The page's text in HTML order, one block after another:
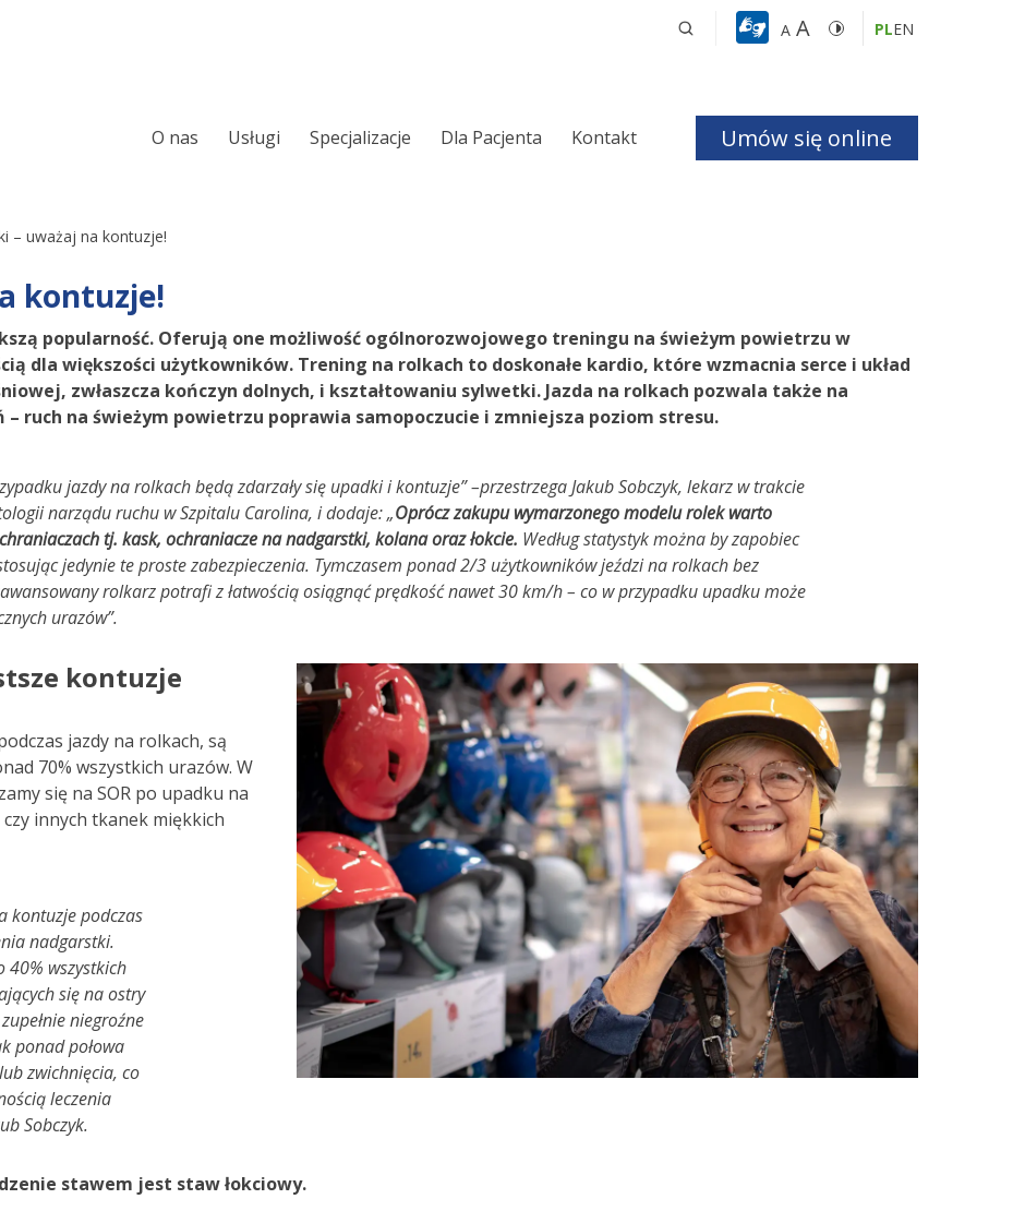
A A PLEN
Umów się online
O nas Usługi
Specjalizacje
Chirurgia kręgosłupa
Laryngologia
Urologia
Chirurgia i urologia dziecięca
Audiologia
Foniatria
Leczenie bólu
Laryngologia onkologiczna
Alergologia
Dla Pacjenta Kontakt
– uważaj na kontuzje!
kontuzje!
popularność. Oferują one możliwość ogólnorozwojowego treningu na świeżym powietrzu w
dla większości użytkowników. Trening na rolkach to doskonałe kardio, które wzmacnia serce i układ
zwłaszcza kończyn dolnych, i kształtowaniu sylwetki. Jazda na rolkach pozwala także na
ruch na świeżym powietrzu poprawia samopoczucie i zmniejsza poziom stresu.
jazdy na rolkach będą zdarzały się upadki i kontuzje” –przestrzega Jakub Sobczyk, lekarz w trakcie
narządu ruchu w Szpitalu Carolina, i dodaje: „Oprócz zakupu wymarzonego modelu rolek warto
tj. kask, ochraniacze na nadgarstki, kolana oraz łokcie. Według statystyk można by zapobiec
jedynie te proste zabezpieczenia. Tymczasem ponad 2/3 użytkowników jeździ na rolkach bez
rolkarz potrafi z łatwością osiągnąć prędkość nawet 30 km/h – co w przypadku upadku może
urazów”.
kontuzje
jazdy na rolkach, są
70% wszystkich urazów. W
się na SOR po upadku na
czy innych tkanek miękkich
kontuzje podczas
nadgarstki.
40% wszystkich
się na ostry
niegroźne
ponad połowa
zwichnięcia, co
leczenia
Sobczyk.
stawem jest staw łokciowy.